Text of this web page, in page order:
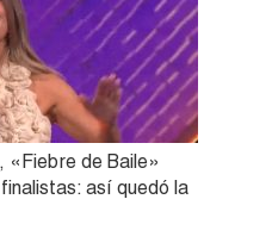
«Fiebre de Baile»
así quedó la